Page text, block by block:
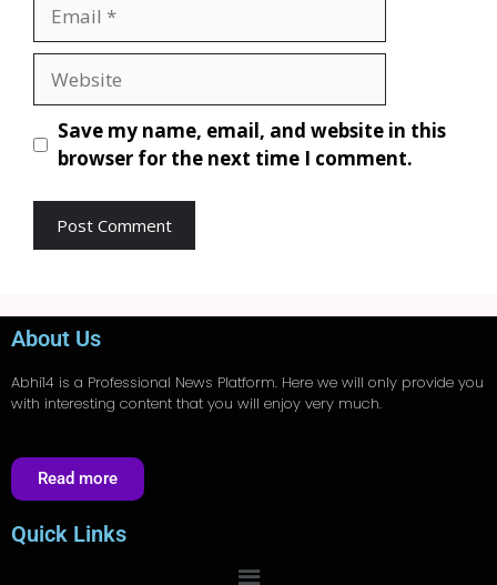
Save my name, email, and website in this
browser for the next time I comment.
About Us
Abhi14 is a Professional News Platform. Here we will only provide you
with interesting content that you will enjoy very much.
Read more
Quick Links